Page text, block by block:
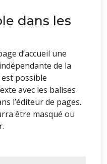
dans les
d’accueil une
de la
possible
avec les balises
l’éditeur de pages.
être masqué ou